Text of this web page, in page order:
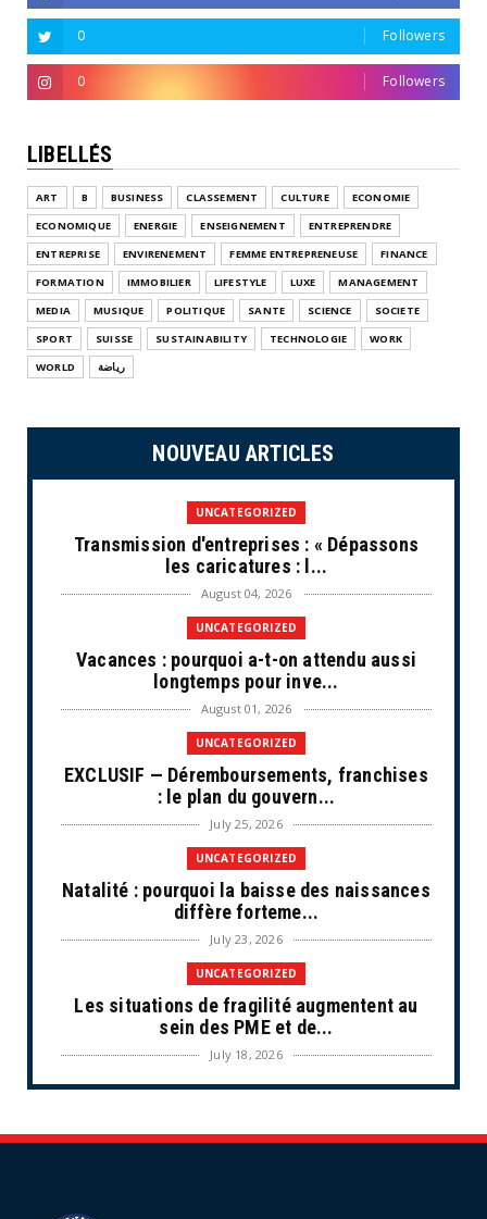
0 Followers
0 Followers
LIBELLÉS
ART B BUSINESS CLASSEMENT CULTURE
ECONOMIE
ECONOMIQUE
ENERGIE ENSEIGNEMENT
ENTREPRENDRE
ENTREPRISE
ENVIRENEMENT FEMME ENTREPRENEUSE
FINANCE
FORMATION
IMMOBILIER LIFESTYLE LUXE
MANAGEMENT
MEDIA
MUSIQUE POLITIQUE SANTE SCIENCE
SOCIETE
SPORT
SUISSE SUSTAINABILITY TECHNOLOGIE
WORK
WORLD
رياضة
NOUVEAU ARTICLES
UNCATEGORIZED
Transmission d'entreprises : « Dépassons
les caricatures : l...
August 04, 2026
UNCATEGORIZED
Vacances : pourquoi a-t-on attendu aussi
longtemps pour inve...
August 01, 2026
UNCATEGORIZED
EXCLUSIF — Déremboursements, franchises
: le plan du gouvern...
July 25, 2026
UNCATEGORIZED
Natalité : pourquoi la baisse des naissances
diffère forteme...
July 23, 2026
UNCATEGORIZED
Les situations de fragilité augmentent au
sein des PME et de...
July 18, 2026
ECONOMIE
coup de pression syn...